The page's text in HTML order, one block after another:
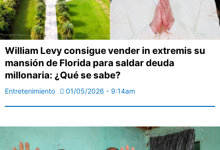
William Levy consigue vender in extremis su
mansión de Florida para saldar deuda
millonaria: ¿Qué se sabe?
Entretenimiento 01/05/2026 - 9:14am